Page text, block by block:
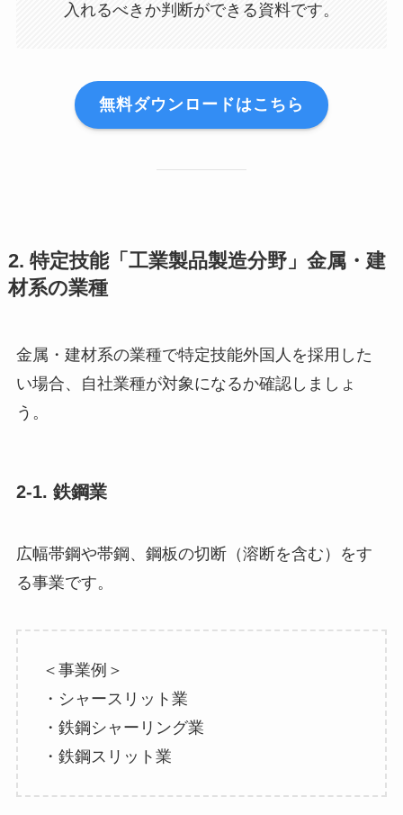
入れるべきか判断ができる資料です。
無料ダウンロードはこちら
2. 特定技能「工業製品製造分野」金属・建
材系の業種
金属・建材系の業種で特定技能外国人を採用した
い場合、自社業種が対象になるか確認しましょ
う。
2-1. 鉄鋼業
広幅帯鋼や帯鋼、鋼板の切断（溶断を含む）をす
る事業です。
＜事業例＞
・シャースリット業
・鉄鋼シャーリング業
・鉄鋼スリット業